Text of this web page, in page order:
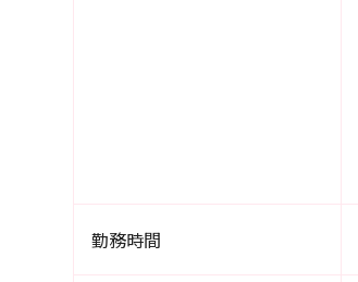
勤務時間